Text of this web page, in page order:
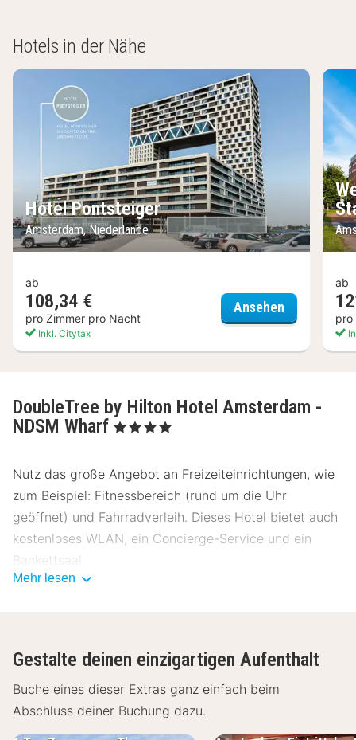
Hotels in der Nähe
Hotel Pontsteiger
Amsterdam, Niederlande
ab
108,34 €
pro Zimmer pro Nacht
Inkl. Citytax
Ansehen Hotel
ab
pro
DoubleTree by Hilton Hotel Amsterdam -
NDSM Wharf , 4 Sterne
Nutz das große Angebot an Freizeiteinrichtungen, wie
zum Beispiel: Fitnessbereich (rund um die Uhr
geöffnet) und Fahrradverleih. Dieses Hotel bietet auch
kostenloses WLAN, ein Concierge-Service und ein
Bankettsaal.
den Zimmerservice (bitte Zeiten beachten). Ein
Frühstücksbuffet wird unter der Woche von 06:30 Uhr
bis 11:00 Uhr und am Wochenende von 07:00 Uhr bis
11:00 Uhr gegen Gebühr angeboten.
Mehr lesen
Gestalte deinen einzigartigen Aufenthalt
Buche eines dieser Extras ganz einfach beim
Abschluss deiner Buchung dazu.